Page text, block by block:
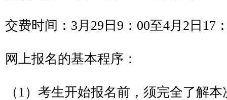
交费时间：3月29日9：00至4月2日17
网上报名的基本程序：
（1）考生开始报名前，须完全了解